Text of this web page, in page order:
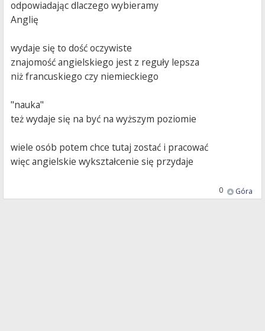
odpowiadając dlaczego wybieramy
Anglię
wydaje się to dość oczywiste
znajomość angielskiego jest z reguły lepsza
niż francuskiego czy niemieckiego
"nauka"
też wydaje się na być na wyższym poziomie
wiele osób potem chce tutaj zostać i pracować
więc angielskie wykształcenie się przydaje
Góra
0